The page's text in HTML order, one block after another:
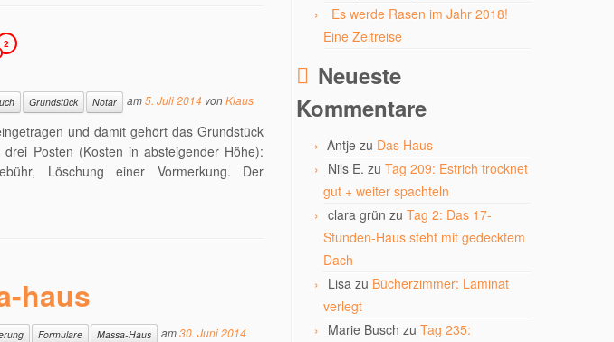
2
Grundstück Notar am5. Juli 2014 vonKlaus
und damit gehört das Grundstück
Posten (Kosten in absteigender Höhe):
Löschung einer Vormerkung. Der
haus
Formulare Massa-Haus am30. Juni 2014
Es werde Rasen im Jahr 2018!
Eine Zeitreise
Neueste
Kommentare
Antje zu Das Haus
Nils E. zu Tag 209: Estrich trocknet
gut + weiter spachteln
clara grün zu Tag 2: Das 17-
Stunden-Haus steht mit gedecktem
Dach
Lisa zu Bücherzimmer: Laminat
verlegt
Marie Busch zu Tag 235: